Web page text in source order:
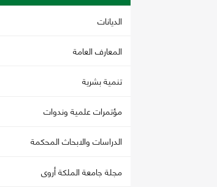
الديانات
المعارف العامة
تنمية بشرية
مؤتمرات علمية وندوات
الدراسات والابحاث المحكمة
مجلة جامعة الملكة أروى